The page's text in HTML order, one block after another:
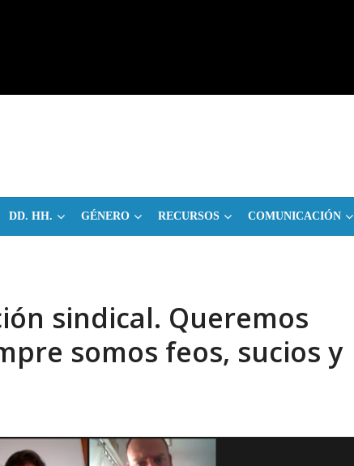
DD. HH. GÉNERO RECURSOS COMUNICACIÓN
sindical. Queremos
somos feos, sucios y